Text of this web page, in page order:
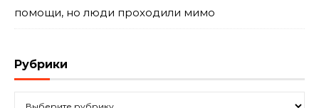
помощи, но люди проходили мимо
Рубрики